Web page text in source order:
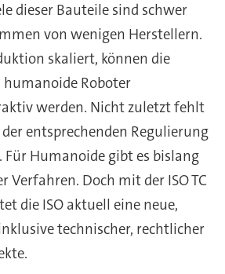
dieser Bauteile sind schwer
von wenigen Herstellern.
skaliert, können die
humanoide Roboter
werden. Nicht zuletzt fehlt
entsprechenden Regulierung
Humanoide gibt es bislang
Verfahren. Doch mit der ISO TC
die ISO aktuell eine neue,
technischer, rechtlicher